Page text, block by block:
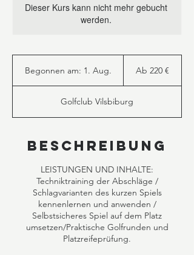
Dieser Kurs kann nicht mehr gebucht
werden.
Begonnen am: 1. Aug.
o
n
e
n
m
:
1
.
A
u
g
EuroAb 220 €
Golfclub Vilsbiburg
Beschreibung
LEISTUNGEN UND INHALTE:
Techniktraining der Abschläge /
Schlagvarianten des kurzen Spiels
kennenlernen und anwenden /
Selbstsicheres Spiel auf dem Platz
umsetzen/Praktische Golfrunden und
Platzreifeprüfung.